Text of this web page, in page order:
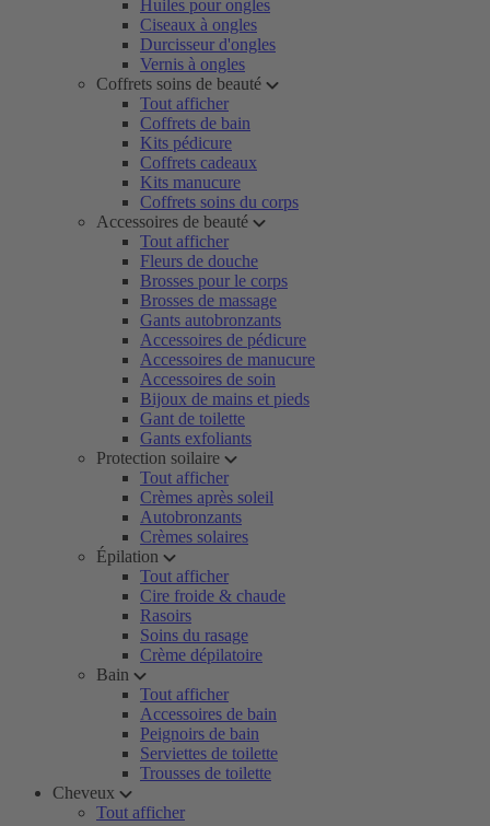
Huiles pour ongles
Ciseaux à ongles
Durcisseur d'ongles
Vernis à ongles
Coffrets soins de beauté
Tout afficher
Coffrets de bain
Kits pédicure
Coffrets cadeaux
Kits manucure
Coffrets soins du corps
Accessoires de beauté
Tout afficher
Fleurs de douche
Brosses pour le corps
Brosses de massage
Gants autobronzants
Accessoires de pédicure
Accessoires de manucure
Accessoires de soin
Bijoux de mains et pieds
Gant de toilette
Gants exfoliants
Protection soilaire
Tout afficher
Crèmes après soleil
Autobronzants
Crèmes solaires
Épilation
Tout afficher
Cire froide & chaude
Rasoirs
Soins du rasage
Crème dépilatoire
Bain
Tout afficher
Accessoires de bain
Peignoirs de bain
Serviettes de toilette
Trousses de toilette
Cheveux
Tout afficher